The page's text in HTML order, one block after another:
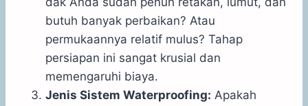
butuh banyak perbaikan? Atau
permukaannya relatif mulus? Tahap
persiapan ini sangat krusial dan
memengaruhi biaya.
Jenis Sistem Waterproofing: Apakah